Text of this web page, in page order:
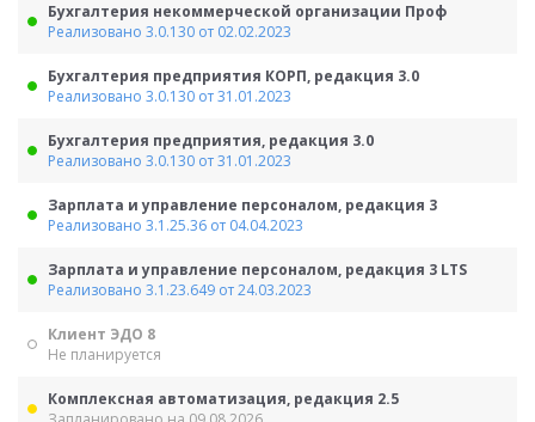
Бухгалтерия некоммерческой организации Проф
Реализовано 3.0.130 от 02.02.2023
Бухгалтерия предприятия КОРП, редакция 3.0
Реализовано 3.0.130 от 31.01.2023
Бухгалтерия предприятия, редакция 3.0
Реализовано 3.0.130 от 31.01.2023
Зарплата и управление персоналом, редакция 3
Реализовано 3.1.25.36 от 04.04.2023
Зарплата и управление персоналом, редакция 3 LTS
Реализовано 3.1.23.649 от 24.03.2023
Клиент ЭДО 8
Не планируется
Комплексная автоматизация, редакция 2.5